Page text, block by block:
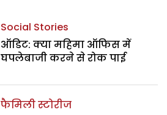
Social Stories
ऑडिट: क्या महिमा ऑफिस में
घपलेबाजी करने से रोक पाई
फैमिली स्टोरीज